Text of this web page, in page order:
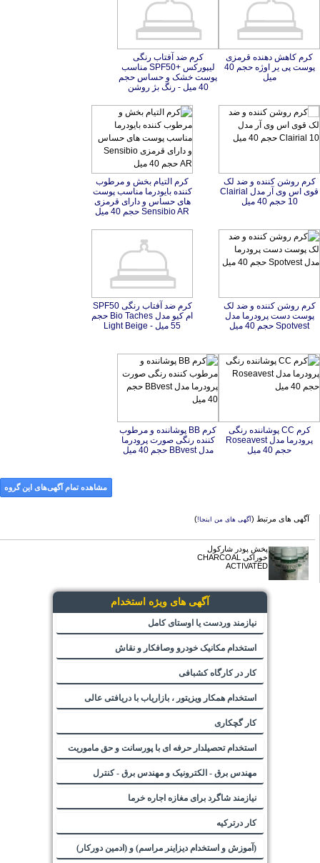
کرم کاهش دهنده قرمزی
پوست پی یر اوژه حجم 40
کرم ضد آفتاب رنگی
لیپورکس +SPF50 مناسب
پوست خشک و حساس حجم
کرم روشن کننده و ضد لک
قوی اس وی آر مدل Clairial
کرم التیام بخش و مرطوب
کننده بایودرما مناسب پوست
های حساس و دارای قرمزی
کرم روشن کننده و ضد لک
پوست دست پرودرما مدل
کرم ضد آفتاب رنگی SPF50
ام کیو مدل Bio Taches حجم
کرم CC پوشاننده رنگی
پرودرما مدل Roseavest
کرم BB پوشاننده و مرطوب
کننده رنگی صورت پرودرما
آگهی های من اینجا!
ACTIVATED
آگهی های ویژه استخدام
نیازمند وردست یا اوستای کامل
استخدام مکانیک خودرو وصافکار و نقاش
کار در کارگاه کشبافی
استخدام همکار ویزیتور ، بازاریاب با دریافتی عالی
کار گچکاری
استخدام تحصیلدار حرفه ای با پورسانت و حق ماموریت
مهندس برق - الکترونیک و مهندس برق - کنترل
نیازمند شاگرد برای مغازه اجاره خرما
کار درترکیه